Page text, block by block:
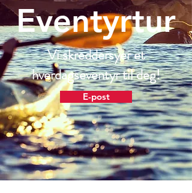
Eventyrtur
Vi skreddersyer et
hverdagseventyr til deg!
E-post